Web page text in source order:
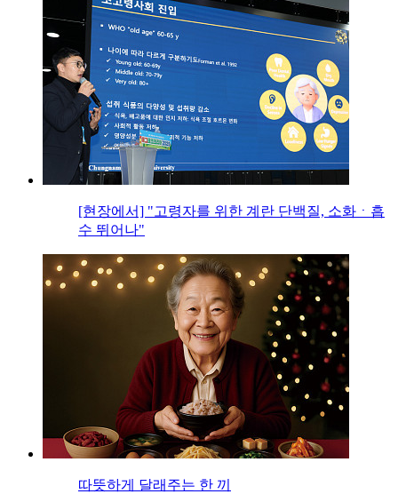
[현장에서] "고령자를 위한 계란 단백질, 소화ㆍ흡
수 뛰어나"
따뜻하게 달래주는 한 끼